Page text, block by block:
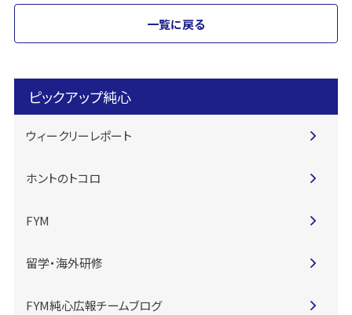
一覧に戻る
ピックアップ純心
ウィークリーレポート
ホントのトコロ
FYM
留学・海外研修
FYM純心広報チームブログ